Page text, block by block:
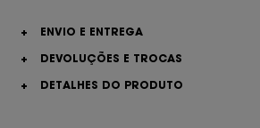
+
ENVIO E ENTREGA
+
DEVOLUÇÕES E TROCAS
+
DETALHES DO PRODUTO